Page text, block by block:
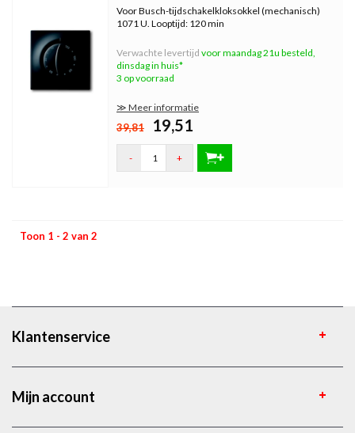
Voor Busch-tijdschakelkloksokkel (mechanisch)
1071 U. Looptijd: 120 min
Verwachte levertijd voor maandag 21u besteld,
dinsdag in huis*
3 op voorraad
≫ Meer informatie
39,81 19,51
- +
Toon 1 - 2 van 2
Klantenservice
Mijn account